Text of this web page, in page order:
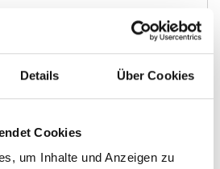
Details Über Cookies
Cookies
um Inhalte und Anzeigen zu